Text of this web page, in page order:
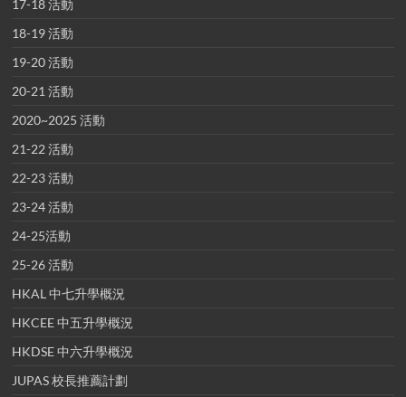
17-18 活動
18-19 活動
19-20 活動
20-21 活動
2020~2025 活動
21-22 活動
22-23 活動
23-24 活動
24-25活動
25-26 活動
HKAL 中七升學概況
HKCEE 中五升學概況
HKDSE 中六升學概況
JUPAS 校長推薦計劃